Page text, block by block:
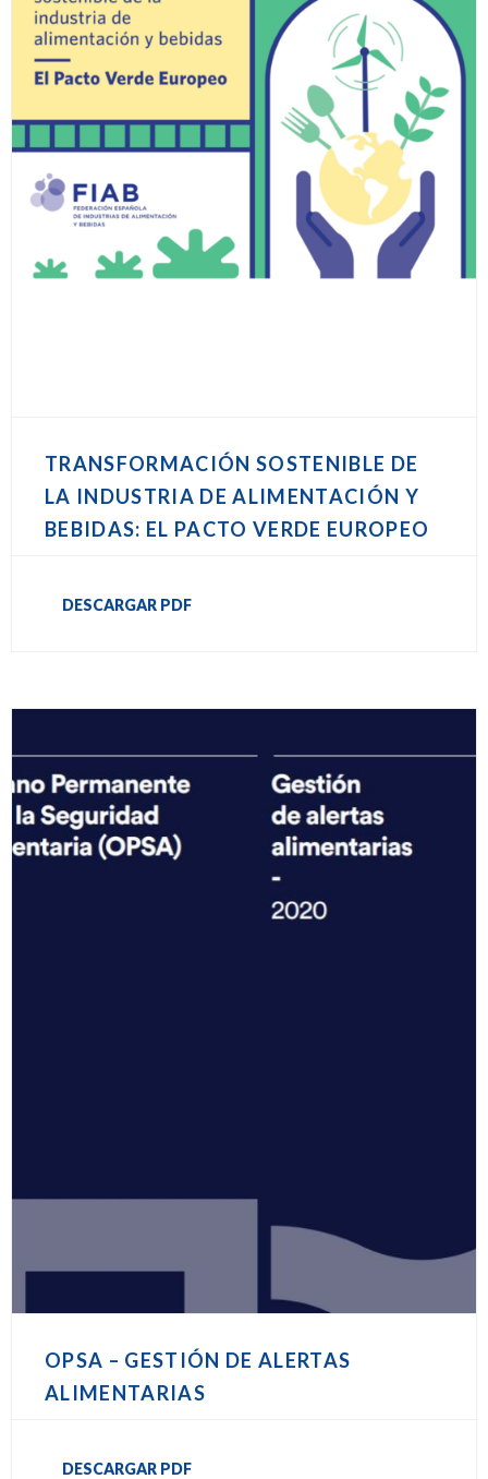
TRANSFORMACIÓN SOSTENIBLE DE
LA INDUSTRIA DE ALIMENTACIÓN Y
BEBIDAS: EL PACTO VERDE EUROPEO
DESCARGAR PDF
OPSA – GESTIÓN DE ALERTAS
ALIMENTARIAS
DESCARGAR PDF